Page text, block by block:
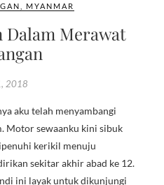
MYANMAR
Dalam Merawat
2018
aku telah menyambangi
Motor sewaanku kini sibuk
kerikil menuju
sekitar akhir abad ke 12.
ini layak untuk dikunjungi